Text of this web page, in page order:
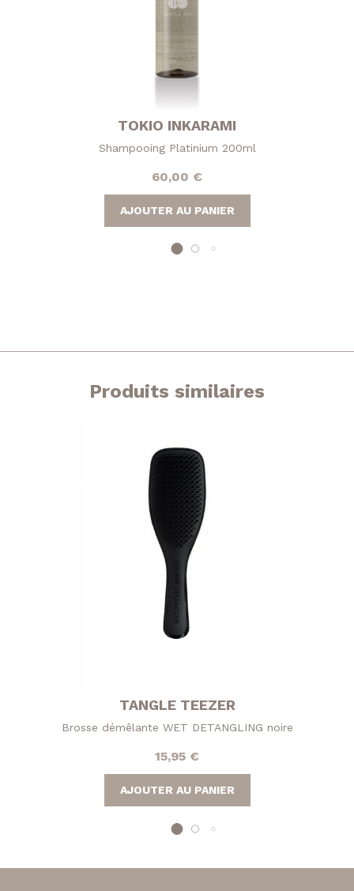
TOKIO INKARAMI
Shampooing Platinium 200ml
60,00 €
AJOUTER AU PANIER
Produits similaires
TANGLE TEEZER
Brosse démêlante WET DETANGLING noire
15,95 €
AJOUTER AU PANIER